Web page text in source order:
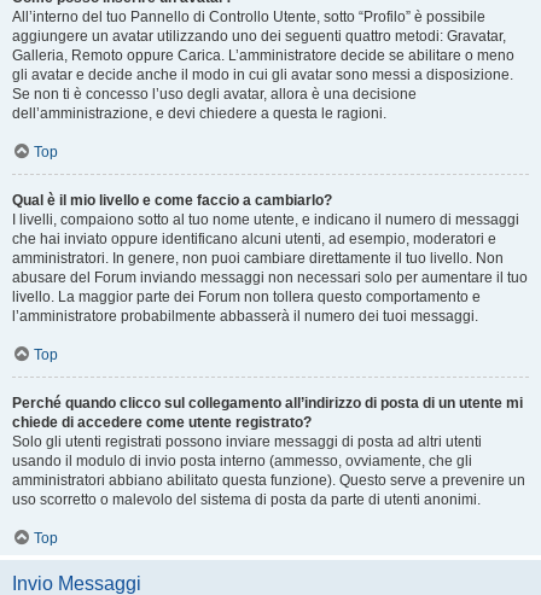
All’interno del tuo Pannello di Controllo Utente, sotto “Profilo” è possibile
aggiungere un avatar utilizzando uno dei seguenti quattro metodi: Gravatar,
Galleria, Remoto oppure Carica. L’amministratore decide se abilitare o meno
gli avatar e decide anche il modo in cui gli avatar sono messi a disposizione.
Se non ti è concesso l’uso degli avatar, allora è una decisione
dell’amministrazione, e devi chiedere a questa le ragioni.
Top
Qual è il mio livello e come faccio a cambiarlo?
I livelli, compaiono sotto al tuo nome utente, e indicano il numero di messaggi
che hai inviato oppure identificano alcuni utenti, ad esempio, moderatori e
amministratori. In genere, non puoi cambiare direttamente il tuo livello. Non
abusare del Forum inviando messaggi non necessari solo per aumentare il tuo
livello. La maggior parte dei Forum non tollera questo comportamento e
l’amministratore probabilmente abbasserà il numero dei tuoi messaggi.
Top
Perché quando clicco sul collegamento all’indirizzo di posta di un utente mi
chiede di accedere come utente registrato?
Solo gli utenti registrati possono inviare messaggi di posta ad altri utenti
usando il modulo di invio posta interno (ammesso, ovviamente, che gli
amministratori abbiano abilitato questa funzione). Questo serve a prevenire un
uso scorretto o malevolo del sistema di posta da parte di utenti anonimi.
Top
Invio Messaggi